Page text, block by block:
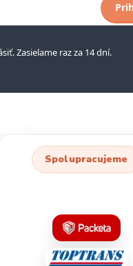
Zasielame raz za 14 dní.
Spolupracujeme